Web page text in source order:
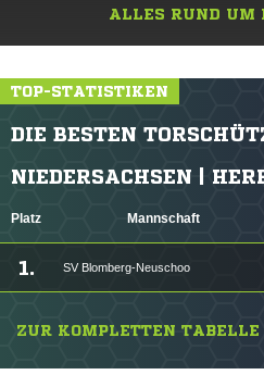
ALLES RUND UM
TOP-STATISTIKEN
DIE BESTEN
NIEDERSACHSEN |
Platz Mannschaft
1. SV Blomberg-Neuschoo
ZUR KOMPLETTEN TABELLE